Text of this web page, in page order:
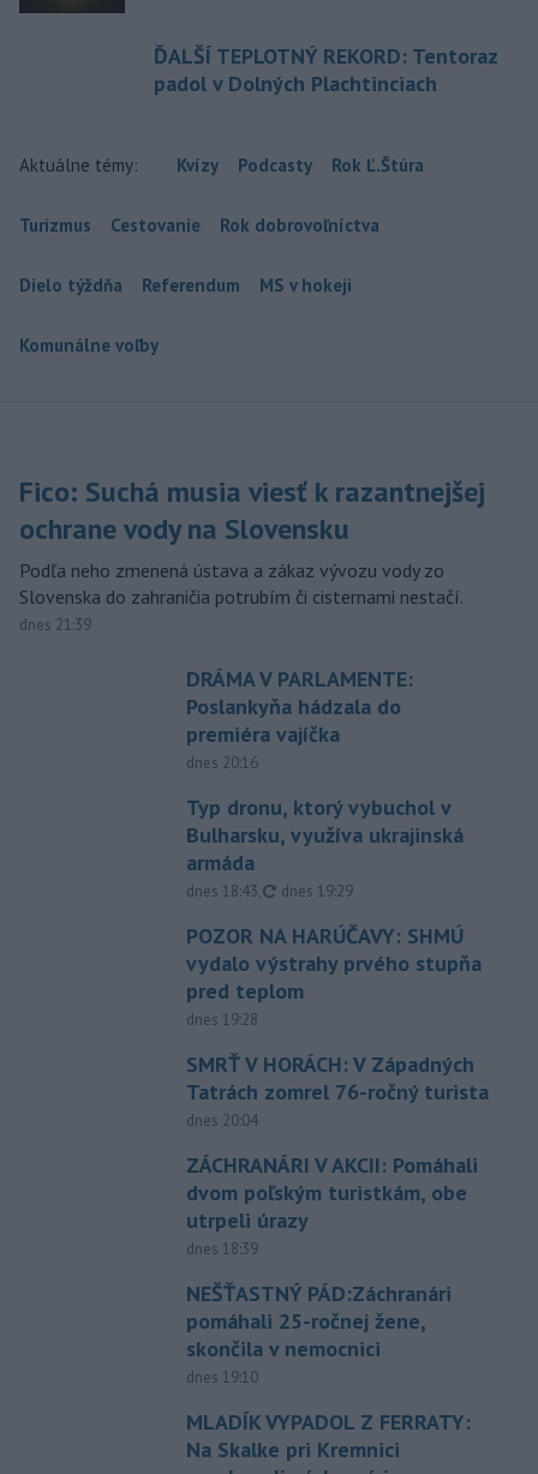
ĎALŠÍ TEPLOTNÝ REKORD: Tentoraz
padol v Dolných Plachtinciach
Aktuálne témy: Kvízy Podcasty Rok Ľ.Štúra
Turizmus Cestovanie Rok dobrovoľníctva
Dielo týždňa Referendum MS v hokeji
Komunálne voľby
Fico: Suchá musia viesť k razantnejšej
ochrane vody na Slovensku
Podľa neho zmenená ústava a zákaz vývozu vody zo
Slovenska do zahraničia potrubím či cisternami nestačí.
dnes 21:39
DRÁMA V PARLAMENTE:
Poslankyňa hádzala do
premiéra vajíčka
dnes 20:16
Typ dronu, ktorý vybuchol v
Bulharsku, využíva ukrajinská
armáda
dnes 18:43, aktualizované
dnes 19:29
POZOR NA HARÚČAVY: SHMÚ
vydalo výstrahy prvého stupňa
pred teplom
dnes 19:28
SMRŤ V HORÁCH: V Západných
Tatrách zomrel 76-ročný turista
dnes 20:04
ZÁCHRANÁRI V AKCII: Pomáhali
dvom poľským turistkám, obe
utrpeli úrazy
dnes 18:39
NEŠŤASTNÝ PÁD:Záchranári
pomáhali 25-ročnej žene,
skončila v nemocnici
dnes 19:10
MLADÍK VYPADOL Z FERRATY:
Na Skalke pri Kremnici